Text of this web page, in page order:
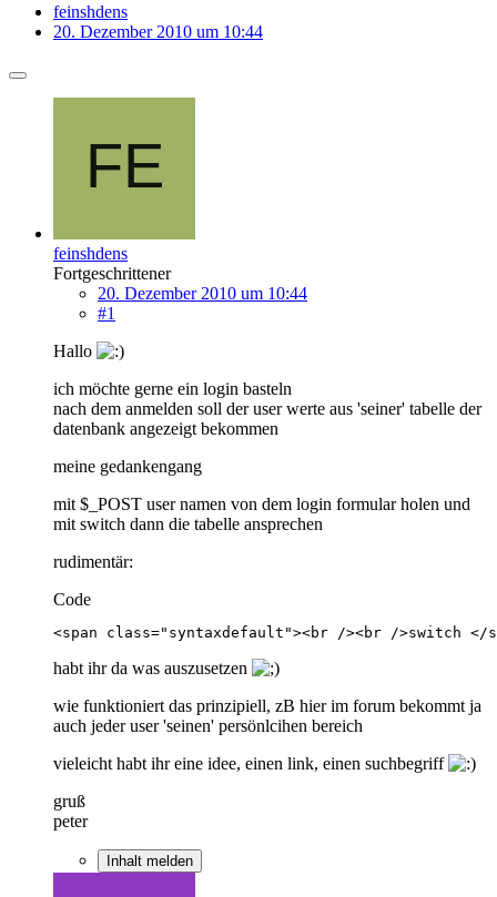
feinshdens
20. Dezember 2010 um 10:44
feinshdens
Fortgeschrittener
20. Dezember 2010 um 10:44
#1
Hallo
ich möchte gerne ein login basteln
nach dem anmelden soll der user werte aus 'seiner' tabelle der
datenbank angezeigt bekommen
meine gedankengang
mit $_POST user namen von dem login formular holen und
mit switch dann die tabelle ansprechen
rudimentär:
Code
<span class="syntaxdefault"><br /><br />switch </
habt ihr da was auszusetzen
wie funktioniert das prinzipiell, zB hier im forum bekommt ja
auch jeder user 'seinen' persönlcihen bereich
vieleicht habt ihr eine idee, einen link, einen suchbegriff
gruß
peter
Inhalt melden